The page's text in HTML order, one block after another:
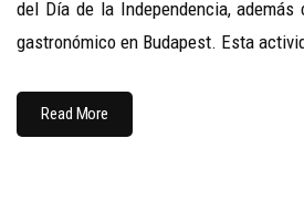
del Día de la Independencia, además
gastronómico en Budapest. Esta
Read More